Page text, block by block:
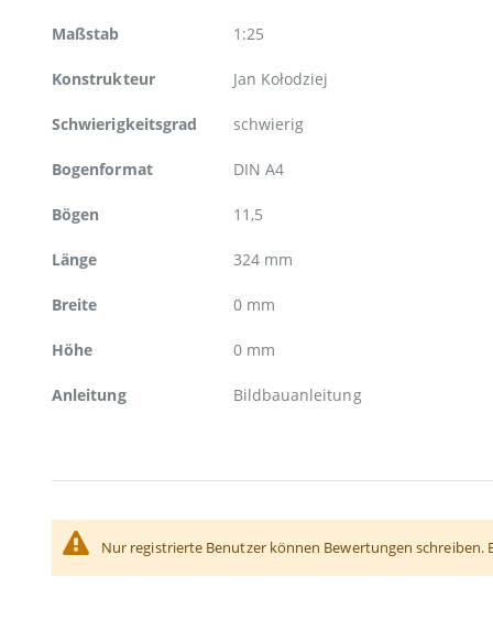
Maßstab 1:25
Konstrukteur Jan Kołodziej
Schwierigkeitsgrad schwierig
Bogenformat DIN A4
Bögen 11,5
Länge 324 mm
Breite 0 mm
Höhe 0 mm
Anleitung Bildbauanleitung
Nur registrierte Benutzer können Bewertungen schreiben.